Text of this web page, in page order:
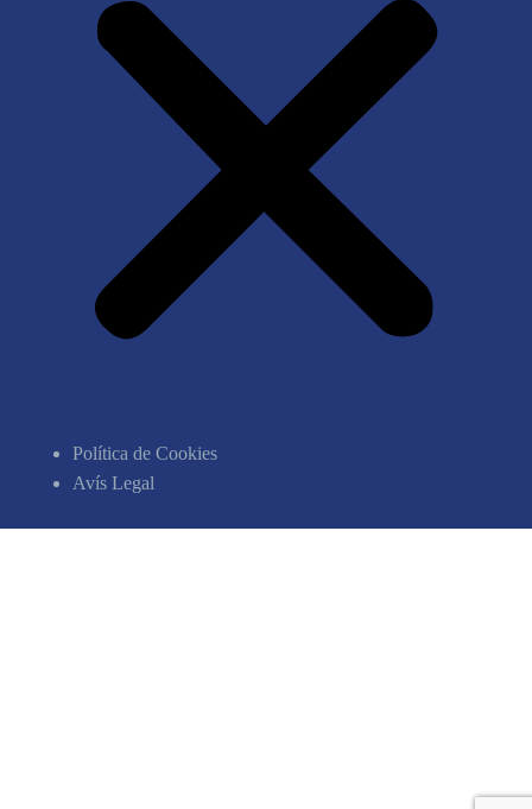
Política de Cookies
Avís Legal